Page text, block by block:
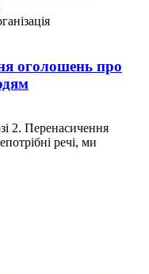
оголошень про
2. Перенасичення
речі, ми